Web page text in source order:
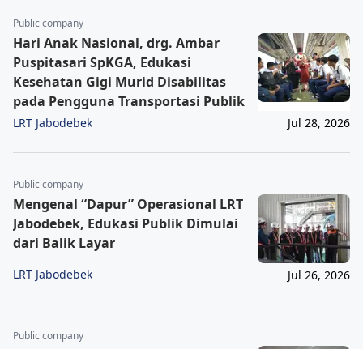
Public company
Hari Anak Nasional, drg. Ambar
Puspitasari SpKGA, Edukasi
Kesehatan Gigi Murid Disabilitas
pada Pengguna Transportasi Publik
LRT Jabodebek Jul 28, 2026
Public company
Mengenal “Dapur” Operasional LRT
Jabodebek, Edukasi Publik Dimulai
dari Balik Layar
LRT Jabodebek Jul 26, 2026
Public company